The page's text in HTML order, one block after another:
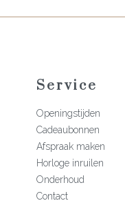
Service
Openingstijden
Cadeaubonnen
Afspraak maken
Horloge inruilen
Onderhoud
Contact